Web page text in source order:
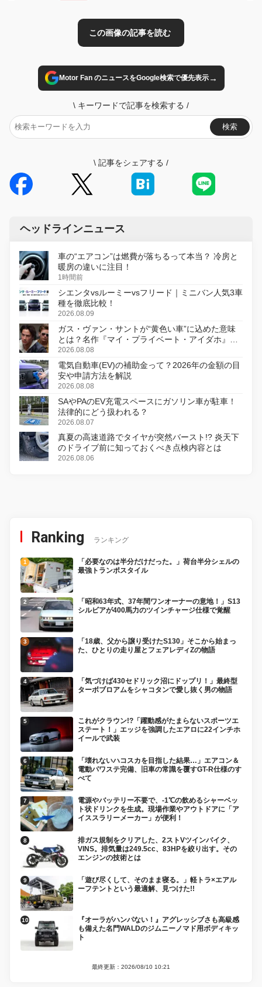
Motor Fan のニュースをGoogle検索で優先表示→
\ キーワードで記事を検索する /
検索
\ 記事をシェアする /
ヘッドラインニュース
車の“エアコン”は燃費が落ちるって本当？ 冷房と
暖房の違いに注目！
1時間前
シエンタvsルーミーvsフリード｜ミニバン人気3車
種を徹底比較！
2026.08.09
ガス・ヴァン・サントが“黄色い車”に込めた意味
とは？名作『マイ・プライベート・アイダホ』が
初のデジタルリマスター版で復活
2026.08.08
電気自動車(EV)の補助金って？2026年の金額の目
安や申請方法を解説
2026.08.08
SAやPAのEV充電スペースにガソリン車が駐車！
法律的にどう扱われる？
2026.08.07
真夏の高速道路でタイヤが突然バースト!? 炎天下
のドライブ前に知っておくべき点検内容とは
2026.08.06
Ranking ランキング
「必要なのは半分だけだった。」荷台半分シェルの
最強トランポスタイル
「昭和63年式、37年間ワンオーナーの意地！」S13
シルビアが400馬力のツインチャージ仕様で覚醒
「18歳、父から譲り受けたS130」そこから始まっ
た、ひとりの走り屋とフェアレディZの物語
「気づけば430セドリック沼にドップリ！」最終型
ターボブロアムをシャコタンで愛し抜く男の物語
これがクラウン!?「躍動感がたまらないスポーツエ
ステート！」エッジを強調したエアロに22インチホ
イールで武装
「壊れないハコスカを目指した結果…」エアコン＆
電動パワステ完備、旧車の常識を覆すGT-R仕様のす
べて
電源やバッテリー不要で、-1℃の飲めるシャーベッ
ト状ドリンクを生成。現場作業やアウトドアに「ア
イススラリーメーカー」が便利！
排ガス規制をクリアした、2ストVツインバイク、
VINS。排気量は249.5cc、83HPを絞り出す。その
エンジンの技術とは
「遊び尽くして、そのまま寝る。」軽トラ×エアル
ーフテントという最適解、見つけた!!
『オーラがハンパない！』アグレッシブさも高級感
も備えた名門WALDのジムニーノマド用ボディキッ
ト
最終更新：2026/08/10 10:21